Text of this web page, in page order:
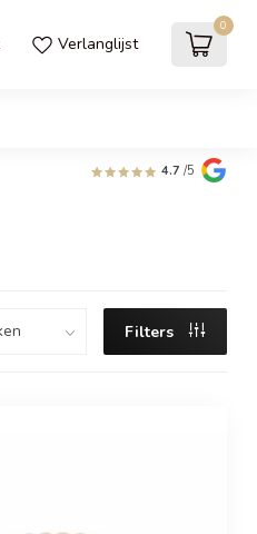
Verlanglijst
0
4.7 /5
Filters